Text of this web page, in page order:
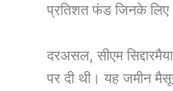
प्रतिशत फंड जिनके लिए
दरअसल, सीएम
पर दी थी। यह जमीन